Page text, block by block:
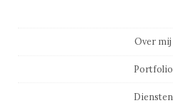
Over mij
Portfolio
Diensten